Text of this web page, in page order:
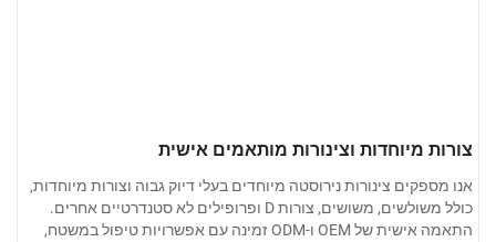
צורות מיוחדות וצינורות מותאמים אישית
אנו מספקים צינורות נירוסטה מיוחדים בעלי דיוק גבוה וצורות מיוחדות,
כולל משולשים, משושים, צורות D ופרופילים לא סטנדרטיים אחרים.
התאמה אישית של OEM ו-ODM זמינה עם אפשרויות טיפול במשטח,